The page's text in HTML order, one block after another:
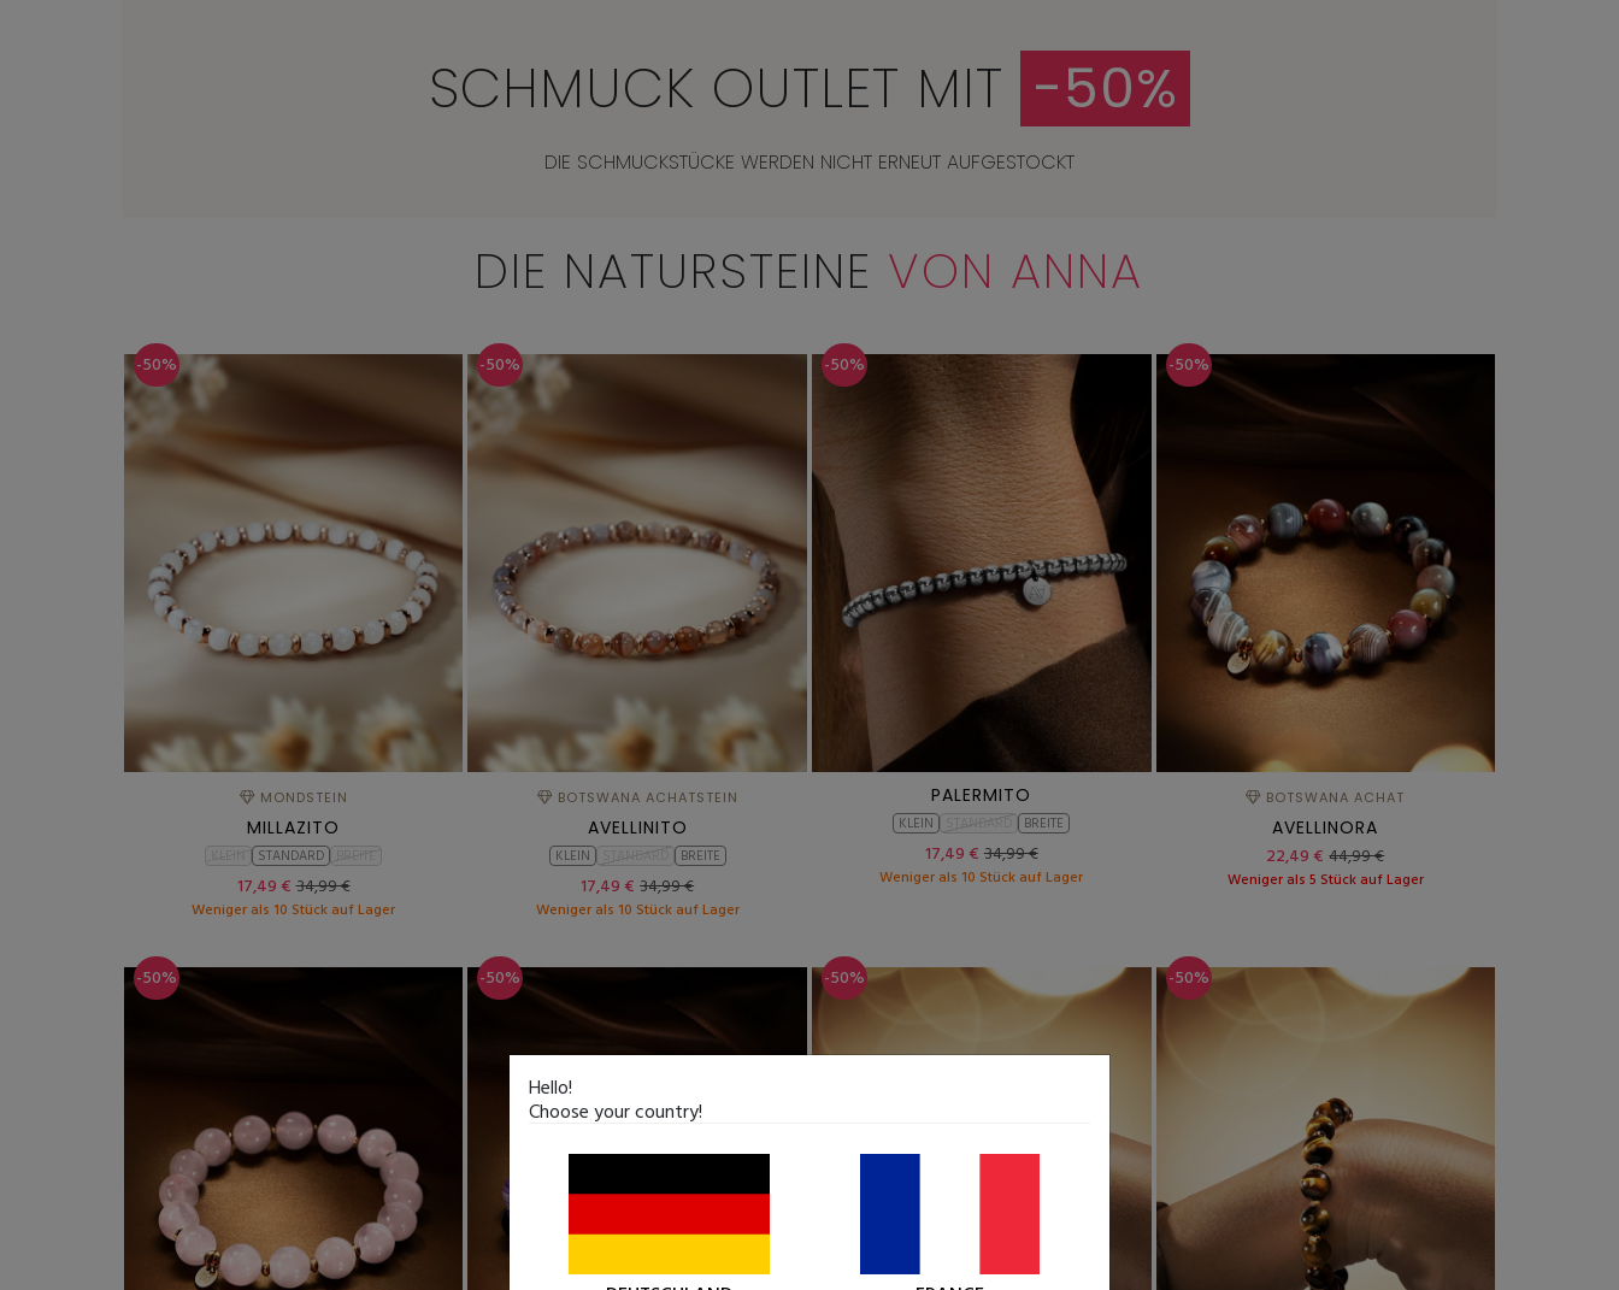
SCHMUCK OUTLET MIT -50%
DIE SCHMUCKSTÜCKE WERDEN NICHT ERNEUT AUFGESTOCKT
DIE NATURSTEINE VON ANNA
-50%
MONDSTEIN
MILLAZITO
STANDARD
17,49 €34,99 €
Weniger als 10 Stück auf Lager
-50%
BOTSWANA ACHATSTEIN
AVELLINITO
KLEIN BREITE
17,49 € 34,99 €
Weniger als 10 Stück auf Lager
-50%
PALERMITO
KLEIN BREITE
17,49 € 34,99 €
Weniger als 10 Stück auf Lager
-50%
BOTSWANA ACHAT
AVELLINORA
22,49 € 44,99 €
Weniger als 5 Stück auf Lager
-50% -50% -50% -50%
Hello!
Choose your country!